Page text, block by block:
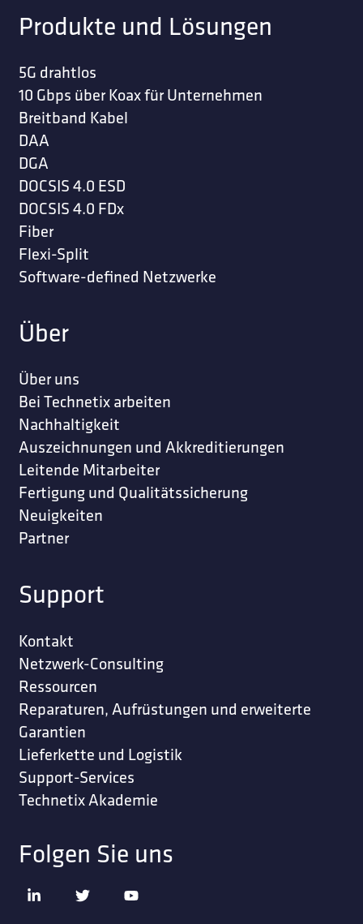
Produkte und Lösungen
5G drahtlos
10 Gbps über Koax für Unternehmen
Breitband Kabel
DAA
DGA
DOCSIS 4.0 ESD
DOCSIS 4.0 FDx
Fiber
Flexi-Split
Software-defined Netzwerke
Über
Über uns
Bei Technetix arbeiten
Nachhaltigkeit
Auszeichnungen und Akkreditierungen
Leitende Mitarbeiter
Fertigung und Qualitätssicherung
Neuigkeiten
Partner
Support
Kontakt
Netzwerk-Consulting
Ressourcen
Reparaturen, Aufrüstungen und erweiterte
Garantien
Lieferkette und Logistik
Support-Services
Technetix Akademie
Folgen Sie uns